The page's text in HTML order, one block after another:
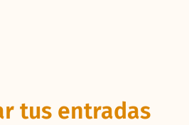
tus entradas